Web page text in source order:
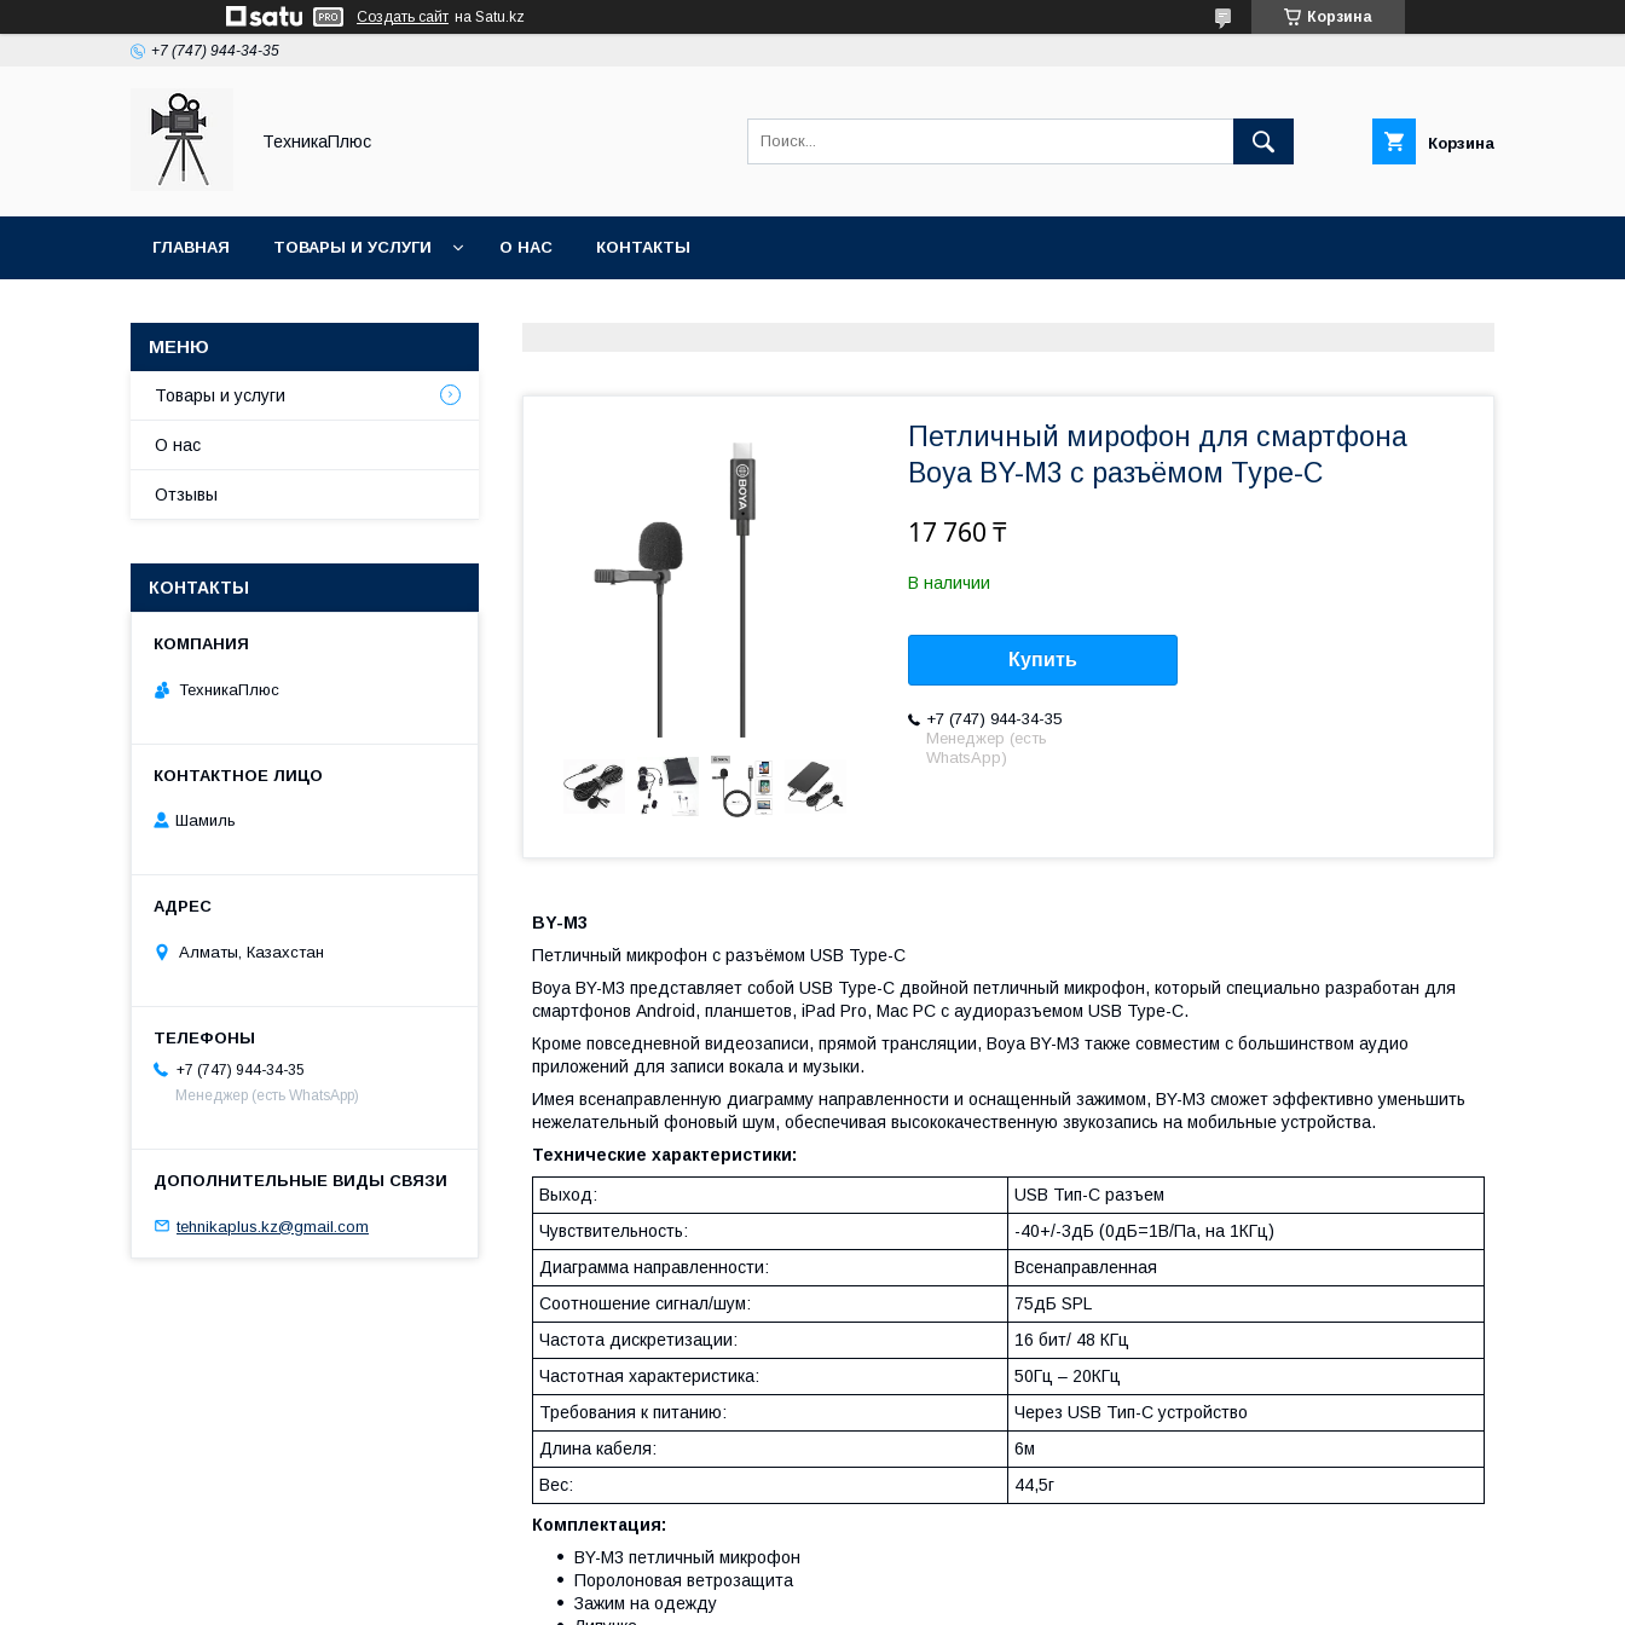
Создать сайт на Satu.kz Корзина
+7 (747) 944-34-35
ТехникаПлюс Корзина
ГЛАВНАЯ ТОВАРЫ И УСЛУГИ О НАС КОНТАКТЫ
Петличный мирофон для смартфона
Boya BY-M3 с разъёмом Type-C
17 760 ₸
В наличии
Купить
+7 (747) 944-34-35
Менеджер (есть
WhatsApp)
BY-M3
Петличный микрофон с разъёмом USB Type-C
Boya BY-M3 представляет собой USB Type-C двойной петличный микрофон, который специально разработан для
смартфонов Android, планшетов, iPad Pro, Mac PC с аудиоразъемом USB Type-C.
Кроме повседневной видеозаписи, прямой трансляции, Boya BY-M3 также совместим с большинством аудио
приложений для записи вокала и музыки.
Имея всенаправленную диаграмму направленности и оснащенный зажимом, BY-M3 сможет эффективно уменьшить
нежелательный фоновый шум, обеспечивая высококачественную звукозапись на мобильные устройства.
Технические характеристики:
Выход:
USB Тип-С разъем
Чувствительность:
-40+/-3дБ (0дБ=1В/Па, на 1КГц)
Диаграмма направленности:
Всенаправленная
Соотношение сигнал/шум:
75дБ SPL
Частота дискретизации:
16 бит/ 48 КГц
Частотная характеристика:
50Гц – 20КГц
Требования к питанию:
Через USB Тип-С устройство
Длина кабеля:
6м
Вес:
44,5г
Комплектация:
BY-M3 петличный микрофон
Поролоновая ветрозащита
Зажим на одежду
Товары и услуги
О нас
Отзывы
КОНТАКТЫ
ТехникаПлюс
Шамиль
Алматы, Казахстан
+7 (747) 944-34-35
Менеджер (есть WhatsApp)
tehnikaplus.kz@gmail.com